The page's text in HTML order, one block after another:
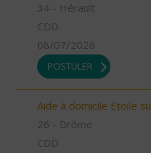
34 - Hérault
CDD
08/07/2026
POSTULER
Aide à domicile Etoile
26 - Drôme
CDD